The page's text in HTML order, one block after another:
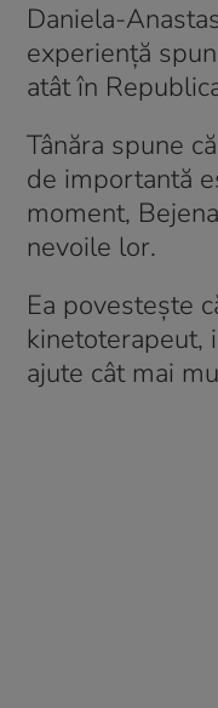
Daniela-
experiență
atât în
Tânăra spune
de importantă
moment,
nevoile lor.
Ea povestește
kinetoterapeut,
ajute cât mai